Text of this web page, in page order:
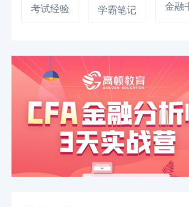
考试经验 学霸笔记 金融